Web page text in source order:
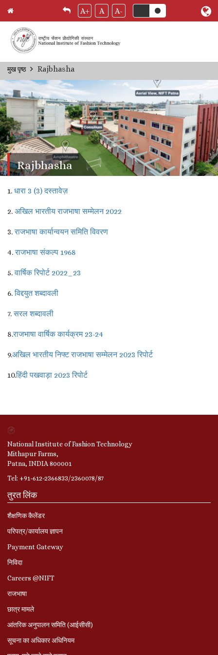
Skip
main
content
A+ A A-
Breadcrumb
मुख पृष्ठ Rajbhasha
Rajbhasha
1. धारा 3 (3) दस्तावेज़
2. अखिल भारतीय राजभाषा सम्मेलन 2022
3.राजभाषा कार्यान्वयन समिति विवरण
4.राजभाषा संकल्प 1968
5.वार्षिक रिपोर्ट 2022_23
6.विद्दयुत शब्दावली
7.सरल शब्दावली
8.राजभाषा वार्षिक कार्यक्रम 23-24
9.अखिल भारतीय निफ्ट राजभाषा सम्मेलन 2023 रिपोर्ट
10.हिंदी पखवाड़ा 2023 रिपोर्ट
National Institute of Fashion Technology
Mithapur Farms,
Patna, INDIA 800001
Tel: +91-612-2366833/2360078/87
तुरत लिंक
शैक्षणिक कैलेंडर
परिपत्र/कार्यालय ज्ञापन
Payment Gateway
निविदा
Careers @NIFT
राजभाषा
छात्र मामले
आंतरिक अनुपालन समिति (आईसीसी)
सूचना का अधिकार अधिनियम